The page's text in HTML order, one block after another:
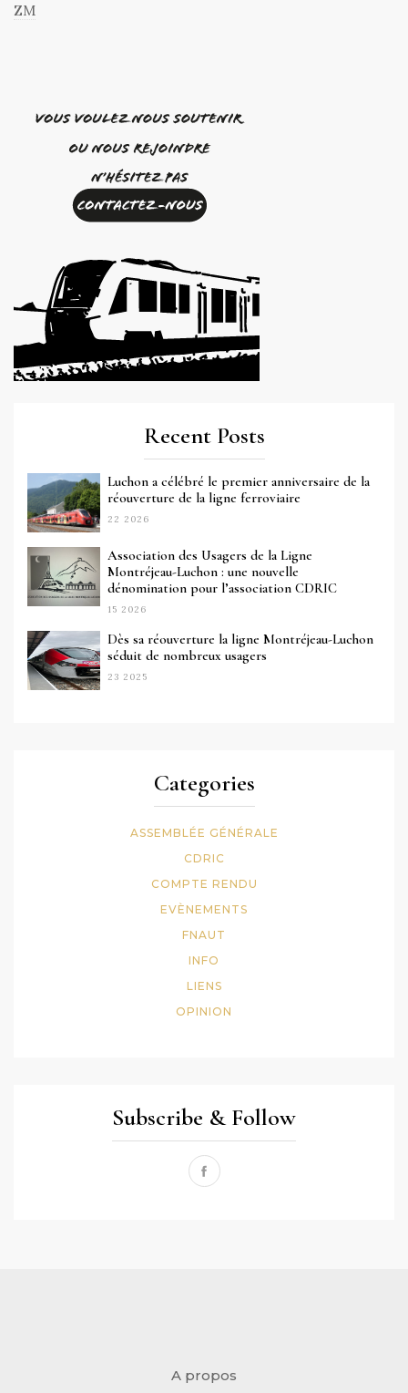
ZM
Recent Posts
Luchon a célébré le premier anniversaire de la
réouverture de la ligne ferroviaire
22 2026
Association des Usagers de la Ligne
Montréjeau-Luchon : une nouvelle
dénomination pour l’association CDRIC
15 2026
Dès sa réouverture la ligne Montréjeau-Luchon
séduit de nombreux usagers
23 2025
Categories
ASSEMBLÉE GÉNÉRALE
CDRIC
COMPTE RENDU
EVÈNEMENTS
FNAUT
INFO
LIENS
OPINION
Subscribe & Follow
A propos